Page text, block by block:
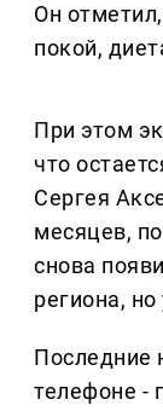
Он
покой,
При этом
что
Сергея
месяцев,
снова
региона,
Последние
телефоне -